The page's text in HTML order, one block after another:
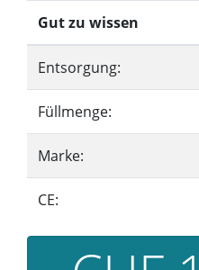
Gut zu wissen
Entsorgung:
Füllmenge:
Marke:
CE: